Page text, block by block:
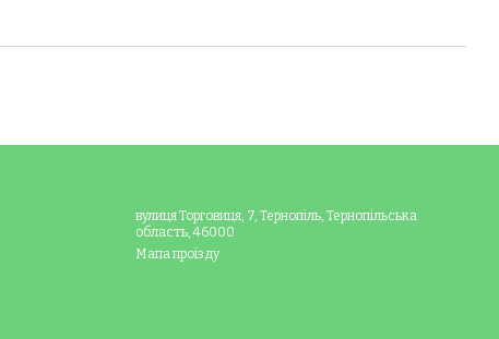
вулиця Торговиця, 7, Тернопіль, Тернопільська
область, 46000
Мапа проїзду